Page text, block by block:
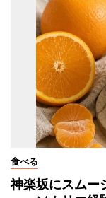
食べる
神楽坂にスムー